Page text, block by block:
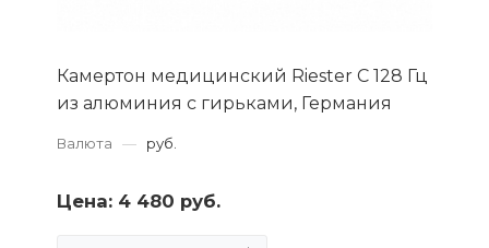
Камертон медицинский Riester С 128 Гц
из алюминия с гирьками, Германия
Валюта — руб.
Цена: 4 480 руб.